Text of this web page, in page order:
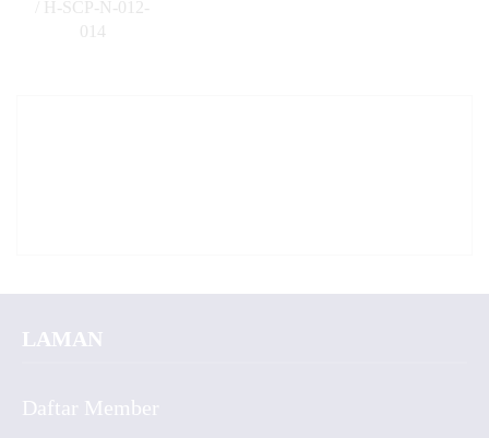
/ H-SCP-N-012-
014
LAMAN
Daftar Member